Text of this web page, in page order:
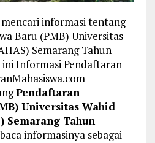
informasi tentang
Baru (PMB) Universitas
Semarang Tahun
ini Informasi Pendaftaran
Pendaftaran
Universitas Wahid
Semarang Tahun
informasinya sebagai